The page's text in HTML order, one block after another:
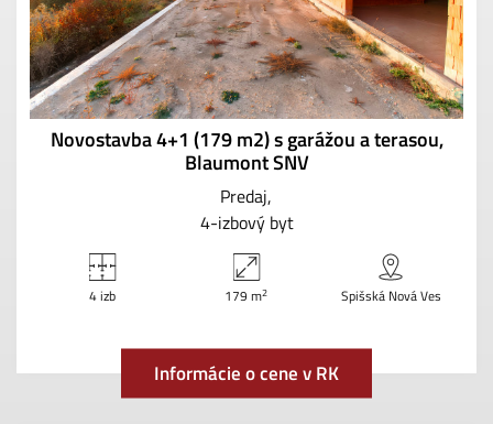
Novostavba 4+1 (179 m2) s garážou a terasou,
Blaumont SNV
Predaj
4-izbový byt
4 izb 179 m2 Spišská Nová Ves
Informácie o cene v RK